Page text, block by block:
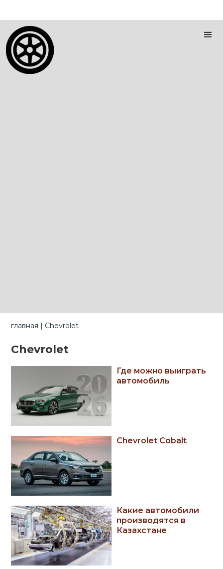
главная | Chevrolet
Chevrolet
Где можно выиграть
автомобиль
Chevrolet Cobalt
Какие автомобили
производятся в
Казахстане